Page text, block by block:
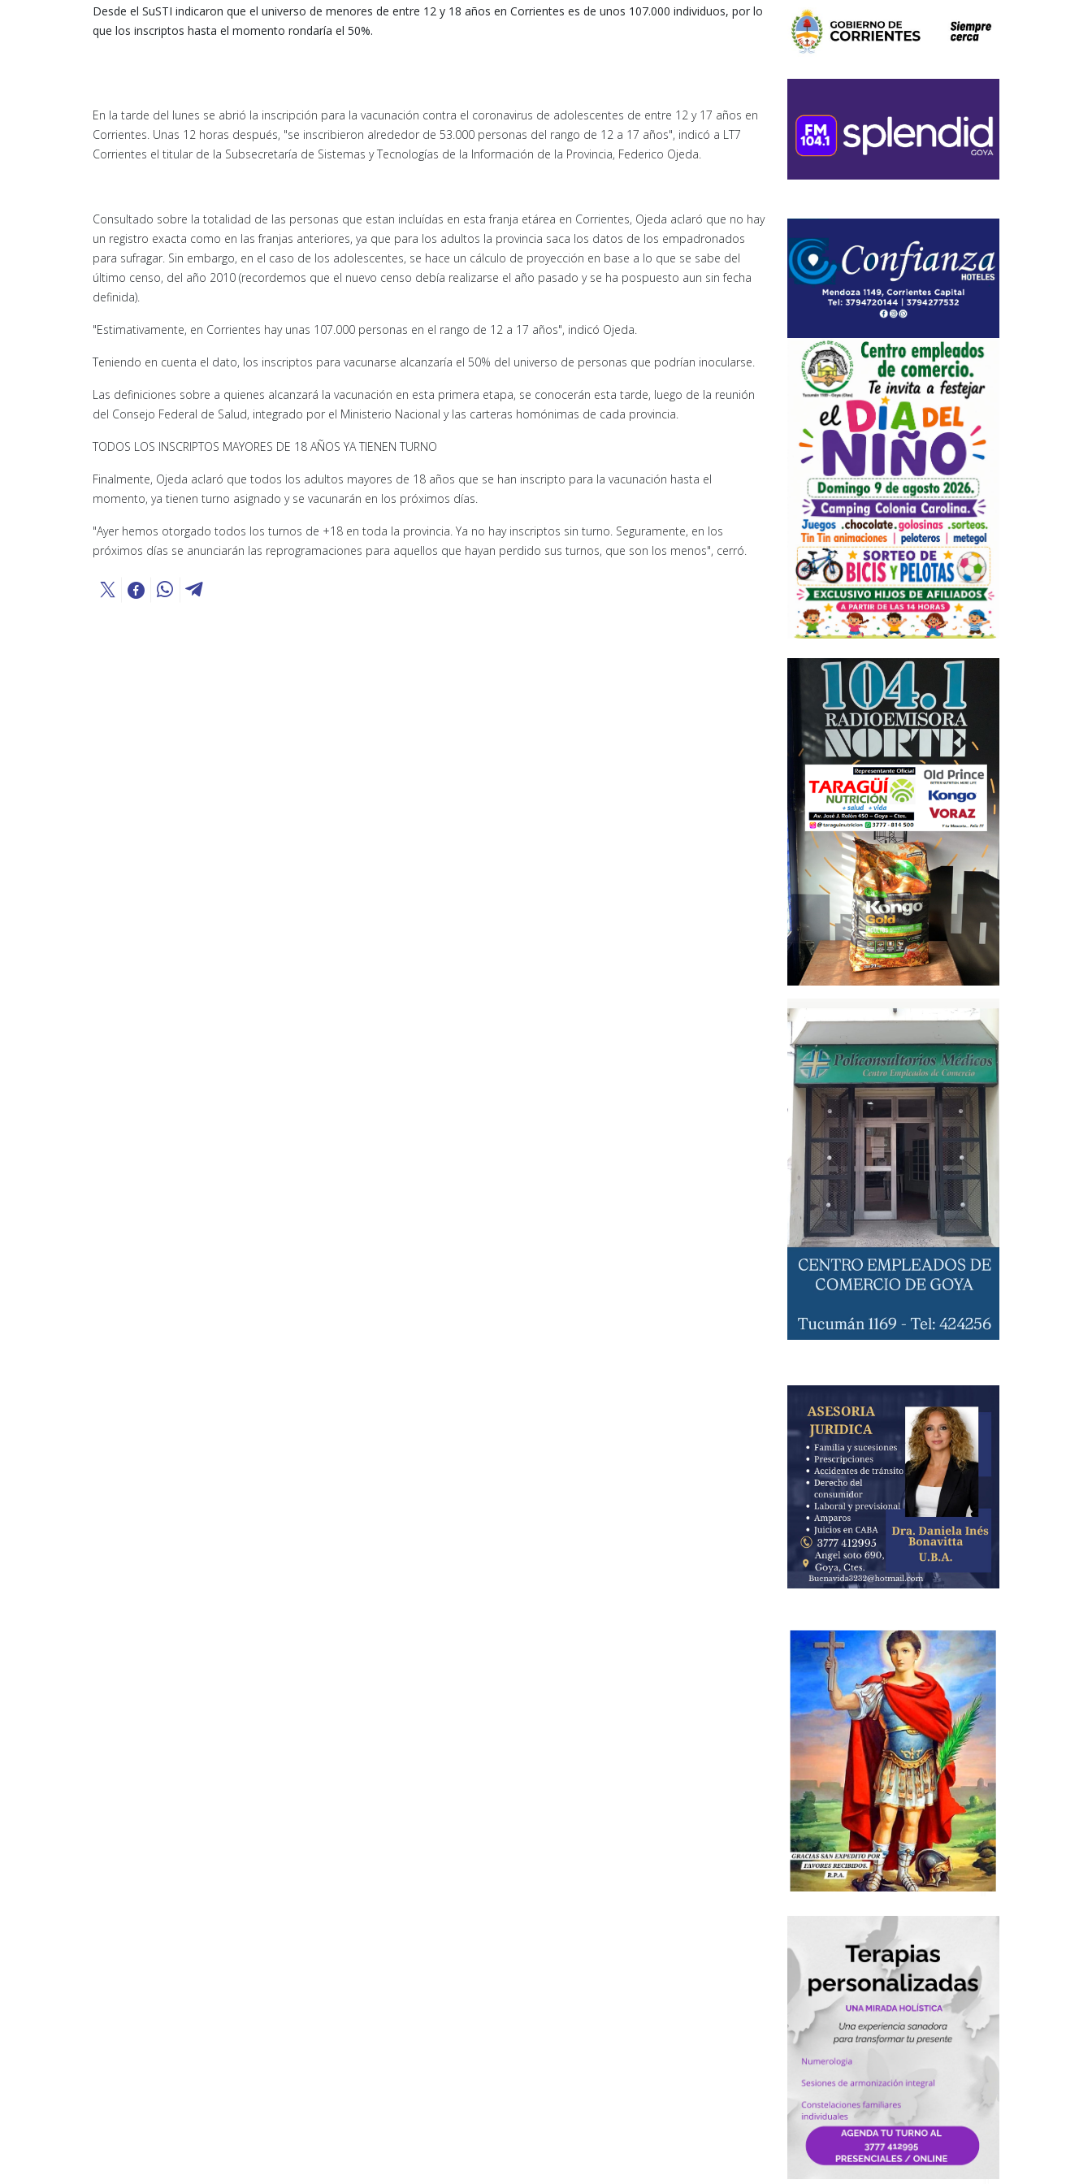
Desde el SuSTI indicaron que el universo de menores de entre 12 y 18 años en Corrientes es de unos 107.000 individuos, por lo
que los inscriptos hasta el momento rondaría el 50%.
En la tarde del lunes se abrió la inscripción para la vacunación contra el coronavirus de adolescentes de entre 12 y 17 años en
Corrientes. Unas 12 horas después, "se inscribieron alrededor de 53.000 personas del rango de 12 a 17 años", indicó a LT7
Corrientes el titular de la Subsecretaría de Sistemas y Tecnologías de la Información de la Provincia, Federico Ojeda.
Consultado sobre la totalidad de las personas que estan incluídas en esta franja etárea en Corrientes, Ojeda aclaró que no hay
un registro exacta como en las franjas anteriores, ya que para los adultos la provincia saca los datos de los empadronados
para sufragar. Sin embargo, en el caso de los adolescentes, se hace un cálculo de proyección en base a lo que se sabe del
último censo, del año 2010 (recordemos que el nuevo censo debía realizarse el año pasado y se ha pospuesto aun sin fecha
definida).
"Estimativamente, en Corrientes hay unas 107.000 personas en el rango de 12 a 17 años", indicó Ojeda.
Teniendo en cuenta el dato, los inscriptos para vacunarse alcanzaría el 50% del universo de personas que podrían inocularse.
Las definiciones sobre a quienes alcanzará la vacunación en esta primera etapa, se conocerán esta tarde, luego de la reunión
del Consejo Federal de Salud, integrado por el Ministerio Nacional y las carteras homónimas de cada provincia.
TODOS LOS INSCRIPTOS MAYORES DE 18 AÑOS YA TIENEN TURNO
Finalmente, Ojeda aclaró que todos los adultos mayores de 18 años que se han inscripto para la vacunación hasta el
momento, ya tienen turno asignado y se vacunarán en los próximos días.
"Ayer hemos otorgado todos los turnos de +18 en toda la provincia. Ya no hay inscriptos sin turno. Seguramente, en los
próximos días se anunciarán las reprogramaciones para aquellos que hayan perdido sus turnos, que son los menos", cerró.